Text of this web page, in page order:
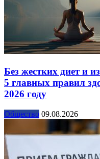
Без жестких диет и
5 главных правил
2026 году
Общество 09.08.2026